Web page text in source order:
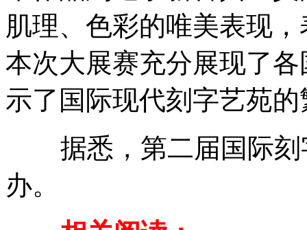
肌理、色彩的唯美表现
本次大展赛充分展现了
示了国际现代刻字艺苑
据悉，第二届国际刻
办。